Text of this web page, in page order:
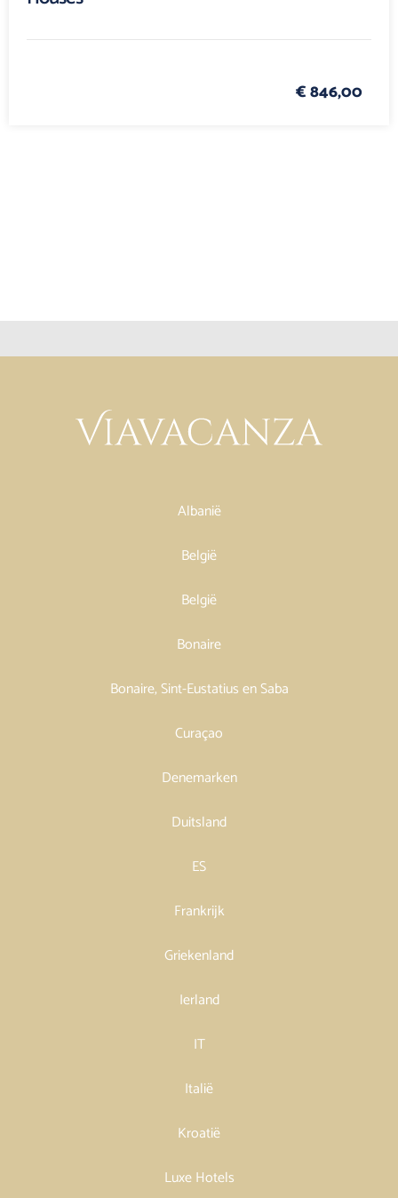
€ 846,00
Albanië
België
België
Bonaire
Bonaire, Sint-Eustatius en Saba
Curaçao
Denemarken
Duitsland
ES
Frankrijk
Griekenland
Ierland
IT
Italië
Kroatië
Luxe Hotels